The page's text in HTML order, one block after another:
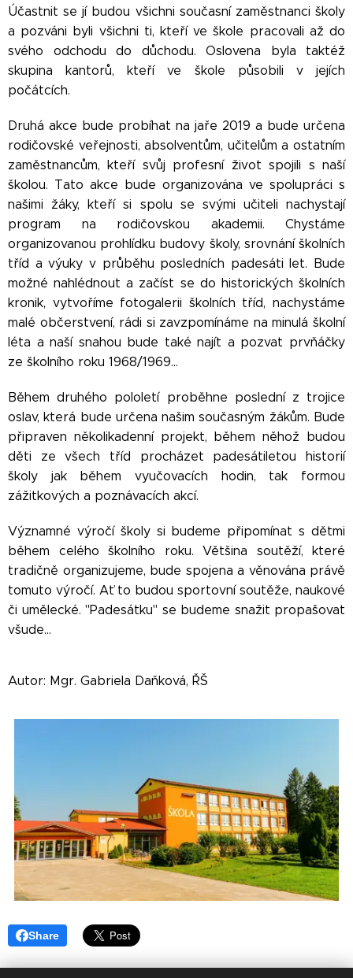
Účastnit se jí budou všichni současní zaměstnanci školy
a pozváni byli všichni ti, kteří ve škole pracovali až do
svého odchodu do důchodu. Oslovena byla taktéž
skupina kantorů, kteří ve škole působili v jejích
počátcích.
Druhá akce bude probíhat na jaře 2019 a bude určena
rodičovské veřejnosti, absolventům, učitelům a ostatním
zaměstnancům, kteří svůj profesní život spojili s naší
školou. Tato akce bude organizována ve spolupráci s
našimi žáky, kteří si spolu se svými učiteli nachystají
program na rodičovskou akademii. Chystáme
organizovanou prohlídku budovy školy, srovnání školních
tříd a výuky v průběhu posledních padesáti let. Bude
možné nahlédnout a začíst se do historických školních
kronik, vytvoříme fotogalerii školních tříd, nachystáme
malé občerstvení, rádi si zavzpomínáme na minulá školní
léta a naší snahou bude také najít a pozvat prvňáčky
ze školního roku 1968/1969...
Během druhého pololetí proběhne poslední z trojice
oslav, která bude určena našim současným žákům. Bude
připraven několikadenní projekt, během něhož budou
děti ze všech tříd procházet padesátiletou historií
školy jak během vyučovacích hodin, tak formou
zážitkových a poznávacích akcí.
Významné výročí školy si budeme připomínat s dětmi
během celého školního roku. Většina soutěží, které
tradičně organizujeme, bude spojena a věnována právě
tomuto výročí. Ať to budou sportovní soutěže, naukové
či umělecké. "Padesátku" se budeme snažit propašovat
všude...
Autor: Mgr. Gabriela Daňková, ŘŠ
Share